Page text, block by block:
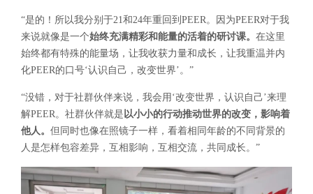
“是的！所以我分别于21和24年重回到PEER。因为PEER对于我
来说就像是一个始终充满精彩和能量的活着的研讨课。 在这里
始终都有特殊的能量场，让我收获力量和成长，让我重温并内
化PEER的口号‘认识自己，改变世界’。”
“没错，对于社群伙伴来说，我会用‘改变世界，认识自己’来理
解PEER。社群伙伴就是以小小的行动推动世界的改变，影响着
他人。 但同时也像在照镜子一样，看着相同年龄的不同背景的
人是怎样包容差异，互相影响，互相交流，共同成长。”